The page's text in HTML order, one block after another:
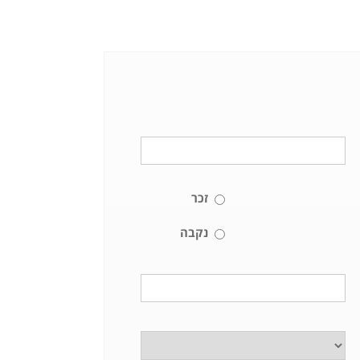
זכר
נקבה